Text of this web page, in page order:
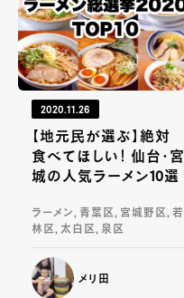
2020.11.26
【地元民が選ぶ】絶対
食べてほしい！ 仙台・宮
城の人気ラーメン10選
ラーメン, 青葉区, 宮城野区, 若
林区, 太白区, 泉区
メリ田